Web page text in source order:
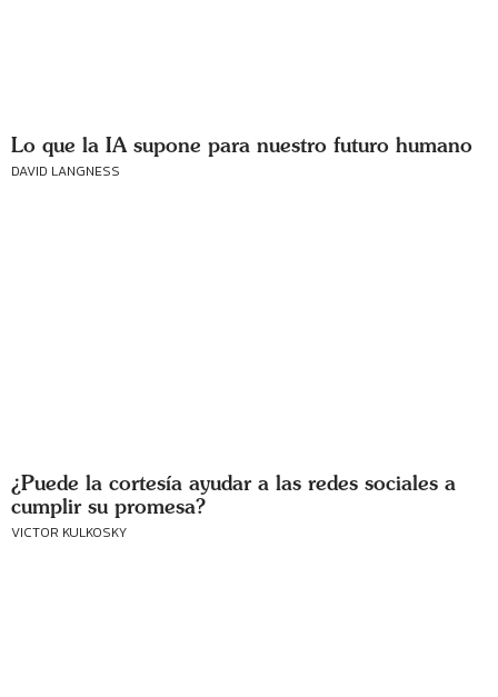
Lo que la IA supone para nuestro futuro humano
DAVID LANGNESS
¿Puede la cortesía ayudar a las redes sociales a
cumplir su promesa?
VICTOR KULKOSKY